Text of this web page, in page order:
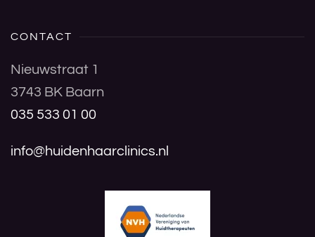
CONTACT
Nieuwstraat 1
3743 BK Baarn
035 533 01 00
info@huidenhaarclinics.nl